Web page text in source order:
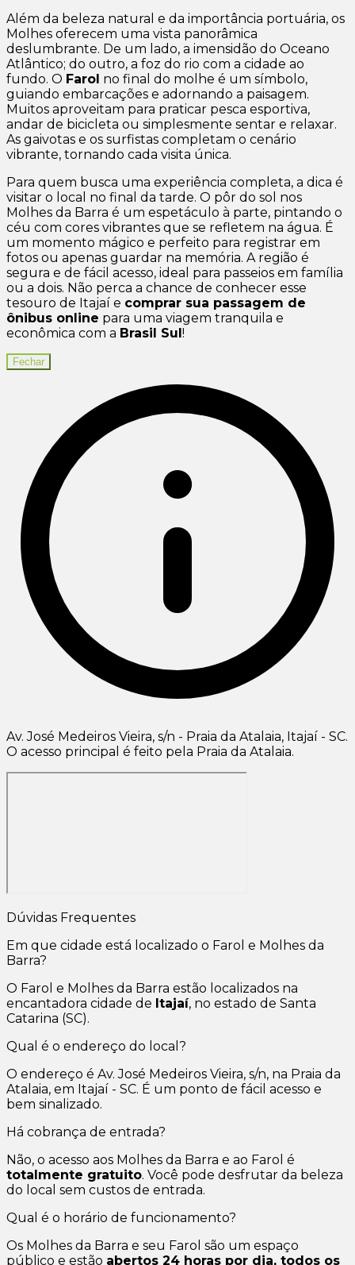
Além da beleza natural e da importância portuária, os
Molhes oferecem uma vista panorâmica
deslumbrante. De um lado, a imensidão do Oceano
Atlântico; do outro, a foz do rio com a cidade ao
fundo. O Farol no final do molhe é um símbolo,
guiando embarcações e adornando a paisagem.
Muitos aproveitam para praticar pesca esportiva,
andar de bicicleta ou simplesmente sentar e relaxar.
As gaivotas e os surfistas completam o cenário
vibrante, tornando cada visita única.
Para quem busca uma experiência completa, a dica é
visitar o local no final da tarde. O pôr do sol nos
Molhes da Barra é um espetáculo à parte, pintando o
céu com cores vibrantes que se refletem na água. É
um momento mágico e perfeito para registrar em
fotos ou apenas guardar na memória. A região é
segura e de fácil acesso, ideal para passeios em família
ou a dois. Não perca a chance de conhecer esse
tesouro de Itajaí e comprar sua passagem de
ônibus online para uma viagem tranquila e
econômica com a Brasil Sul !
Fechar
Av. José Medeiros Vieira, s/n - Praia da Atalaia, Itajaí - SC.
O acesso principal é feito pela Praia da Atalaia.
Dúvidas Frequentes
Em que cidade está localizado o Farol e Molhes da
Barra?
O Farol e Molhes da Barra estão localizados na
encantadora cidade de Itajaí, no estado de Santa
Catarina (SC).
Qual é o endereço do local?
O endereço é Av. José Medeiros Vieira, s/n, na Praia da
Atalaia, em Itajaí - SC. É um ponto de fácil acesso e
bem sinalizado.
Há cobrança de entrada?
Não, o acesso aos Molhes da Barra e ao Farol é
totalmente gratuito. Você pode desfrutar da beleza
do local sem custos de entrada.
Qual é o horário de funcionamento?
Os Molhes da Barra e seu Farol são um espaço
público e estão abertos 24 horas por dia, todos os